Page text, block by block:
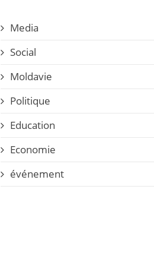
Media
Social
Moldavie
Politique
Education
Economie
événement